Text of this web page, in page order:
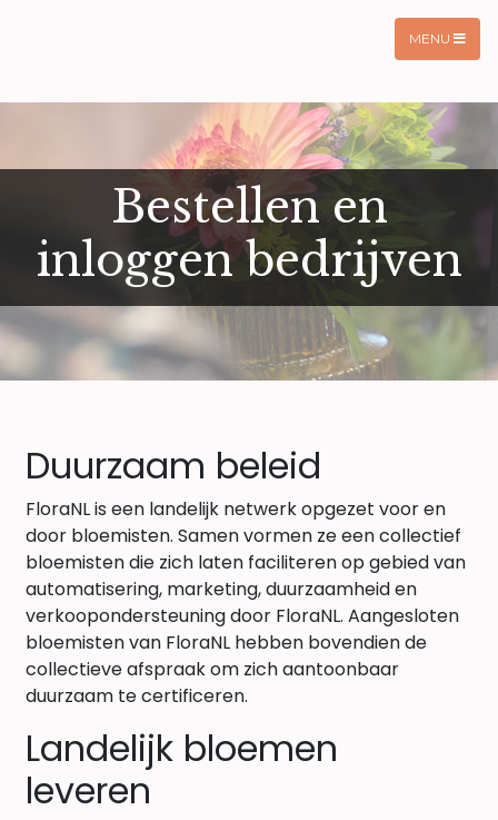
MENU
Bestellen en
inloggen bedrijven
Duurzaam beleid
FloraNL is een landelijk netwerk opgezet voor en
door bloemisten. Samen vormen ze een collectief
bloemisten die zich laten faciliteren op gebied van
automatisering, marketing, duurzaamheid en
verkoopondersteuning door FloraNL. Aangesloten
bloemisten van FloraNL hebben bovendien de
collectieve afspraak om zich aantoonbaar
duurzaam te certificeren.
Landelijk bloemen
leveren